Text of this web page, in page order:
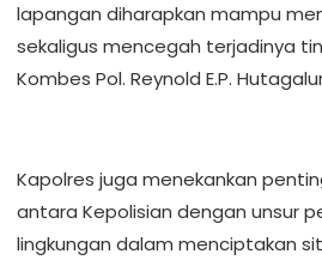
lapangan diharapkan mampu
sekaligus mencegah terjadinya
Kombes Pol. Reynold E.P.
Kapolres juga menekankan
antara Kepolisian dengan unsur
lingkungan dalam menciptakan